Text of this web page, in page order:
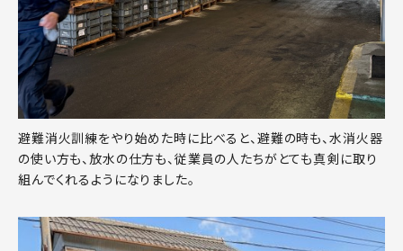
避難消火訓練をやり始めた時に比べると、避難の時も、水消火器
の使い方も、放水の仕方も、従業員の人たちがとても真剣に取り
組んでくれるようになりました。